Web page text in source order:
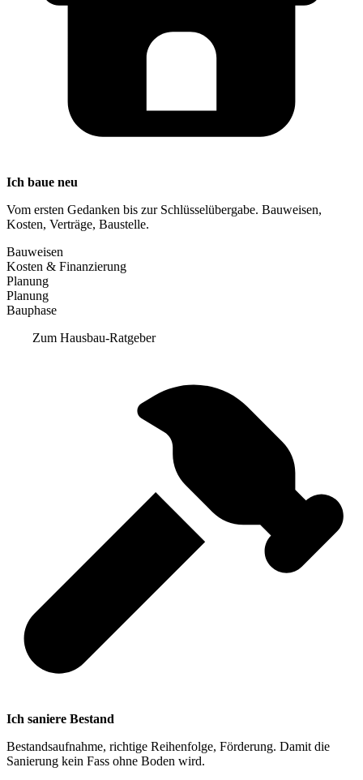
Ich baue neu
Vom ersten Gedanken bis zur Schlüsselübergabe. Bauweisen,
Kosten, Verträge, Baustelle.
Bauweisen
Kosten & Finanzierung
Planung
Planung
Bauphase
Zum Hausbau-Ratgeber
Ich saniere Bestand
Bestandsaufnahme, richtige Reihenfolge, Förderung. Damit die
Sanierung kein Fass ohne Boden wird.